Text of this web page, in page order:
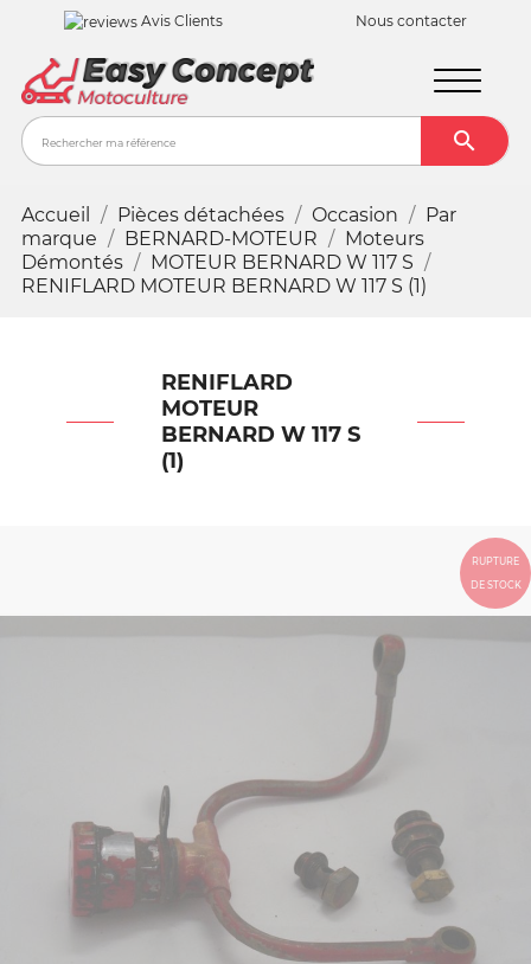
Avis Clients Nous contacter

Accueil Pièces détachées Occasion
Par
marque
BERNARD-MOTEUR
Moteurs
Démontés
MOTEUR BERNARD W 117 S
RENIFLARD MOTEUR BERNARD W 117 S (1)
RENIFLARD
MOTEUR
BERNARD W 117 S
(1)
RUPTURE
DE STOCK